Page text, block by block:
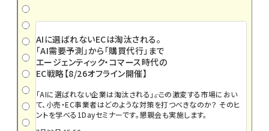
AIに選ばれないECは淘汰される。
「AI需要予測」から「購買代行」まで
エージェンティック・コマース時代の
EC戦略【8/26オフライン開催】
「AIに選ばれない企業は淘汰される」――。この激変する市場におい
て、小売・EC事業者はどのような対策を打つべきなのか？ そのヒ
ントを学べる1Dayセミナーです。懇親会も実施します。